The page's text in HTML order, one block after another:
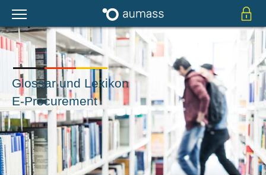
Glossar und Lexikon
E-Procurement